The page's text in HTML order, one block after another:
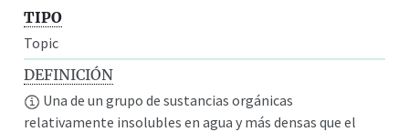
TIPO
Topic
DEFINICIÓN
Una de un grupo de sustancias orgánicas
relativamente insolubles en agua y más densas que el